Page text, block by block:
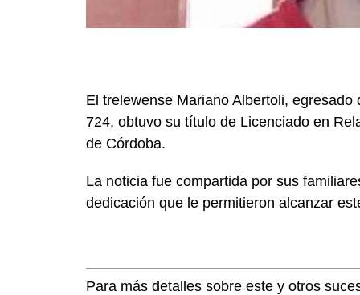
El trelewense Mariano Albertoli, egresado
724, obtuvo su título de Licenciado en
de Córdoba.
La noticia fue compartida por sus
dedicación que le permitieron alcanzar
Para más detalles sobre este y otros